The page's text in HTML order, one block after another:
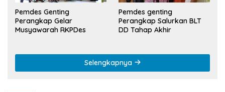
Pemdes Genting
Perangkap Gelar
Musyawarah RKPDes
Pemdes genting
Perangkap Salurkan BLT
DD Tahap Akhir
Selengkapnya